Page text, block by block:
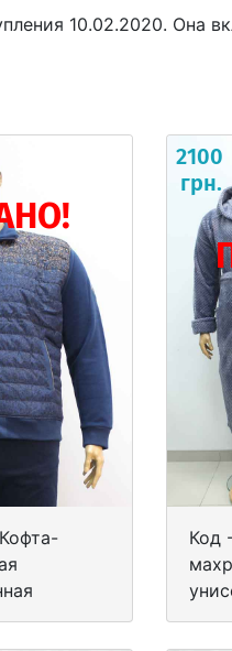
10.02.2020. Она
2100
грн.
Код